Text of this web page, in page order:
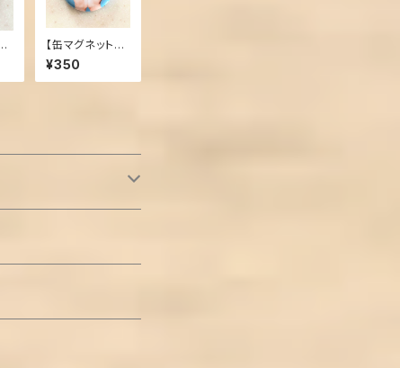
【缶マグネット】
愛するものVol.1
¥350